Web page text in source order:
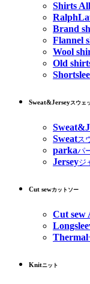
Shirts All
Brand
Flannel
Wool
Old
Sweat&Jerseyスウェ
Sweatス
parkaパ
Jerseyジ
Cut sewカットソー
Cut sew
Thermal
Knitニット